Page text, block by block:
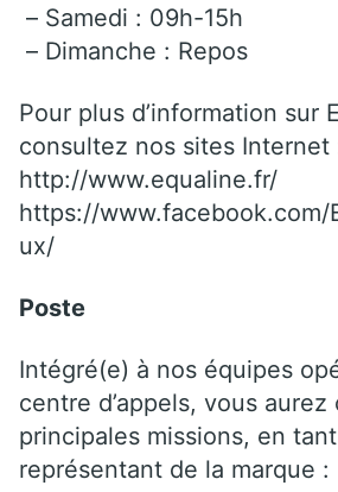
– Samedi : 09h-15h
– Dimanche : Repos
Pour plus d’information sur
consultez nos sites Internet
http://www.equaline.fr/
https://www.facebook.com/
ux/
Poste
Intégré(e) à nos équipes
centre d’appels, vous aurez
principales missions, en
représentant de la marque :